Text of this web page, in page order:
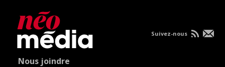
Nous joindre
Suivez-nous